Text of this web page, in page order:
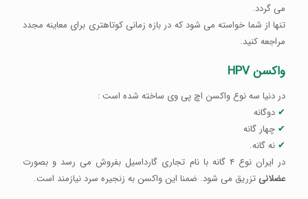
می گردد.
تنها از شما خواسته می شود که در بازه زمانی کوتاهتری برای معاینه مجدد
مراجعه کنید.
واکسن HPV
در دنیا سه نوع واکسن اچ پی وی ساخته شده است :
✔ دوگانه
✔ چهار گانه
✔ نه گانه.
در ایران نوع ۴ گانه با نام تجاری گارداسیل بفروش می رسد و بصورت
عضلانی تزریق می شود. ضمنا این واکسن به زنجیره سرد نیازمند است.